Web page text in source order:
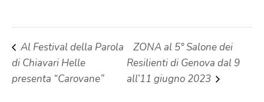
Al Festival della Parola
di Chiavari Helle
presenta “Carovane”
ZONA al 5° Salone dei
Resilienti di Genova dal 9
all’11 giugno 2023